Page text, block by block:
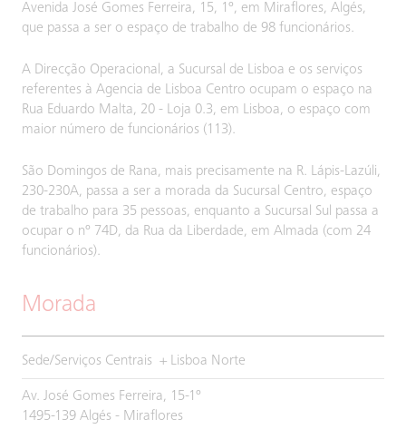
Avenida José Gomes Ferreira, 15, 1º, em Miraflores, Algés,
que passa a ser o espaço de trabalho de 98 funcionários.
A Direcção Operacional, a Sucursal de Lisboa e os serviços
referentes à Agencia de Lisboa Centro ocupam o espaço na
Rua Eduardo Malta, 20 - Loja 0.3, em Lisboa, o espaço com
maior número de funcionários (113).
São Domingos de Rana, mais precisamente na R. Lápis-Lazúli,
230-230A, passa a ser a morada da Sucursal Centro, espaço
de trabalho para 35 pessoas, enquanto a Sucursal Sul passa a
ocupar o nº 74D, da Rua da Liberdade, em Almada (com 24
funcionários).
Morada
Sede/Serviços Centrais + Lisboa Norte
Av. José Gomes Ferreira, 15-1º
1495-139 Algés - Miraflores